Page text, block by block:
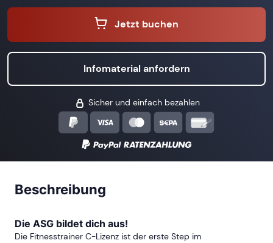
Jetzt buchen
Infomaterial anfordern
Sicher und einfach bezahlen
Beschreibung
Die ASG bildet dich aus!
Die Fitnesstrainer C-Lizenz ist der erste Step im